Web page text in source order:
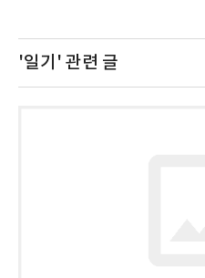
'일기' 관련 글